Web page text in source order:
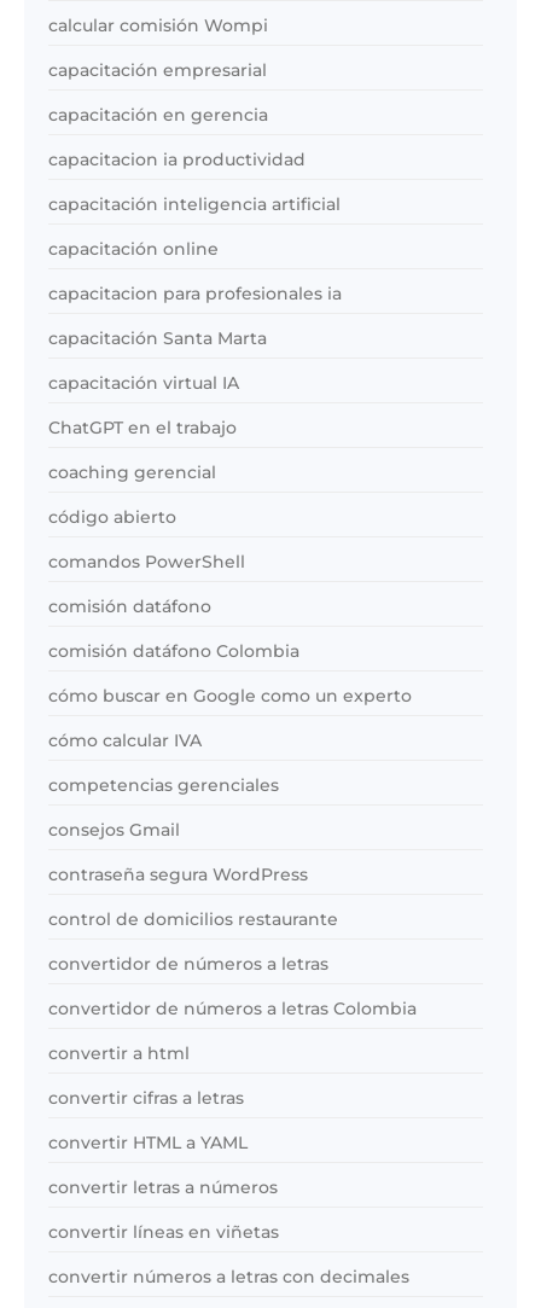
calcular comisión Wompi
capacitación empresarial
capacitación en gerencia
capacitacion ia productividad
capacitación inteligencia artificial
capacitación online
capacitacion para profesionales ia
capacitación Santa Marta
capacitación virtual IA
ChatGPT en el trabajo
coaching gerencial
código abierto
comandos PowerShell
comisión datáfono
comisión datáfono Colombia
cómo buscar en Google como un experto
cómo calcular IVA
competencias gerenciales
consejos Gmail
contraseña segura WordPress
control de domicilios restaurante
convertidor de números a letras
convertidor de números a letras Colombia
convertir a html
convertir cifras a letras
convertir HTML a YAML
convertir letras a números
convertir líneas en viñetas
convertir números a letras con decimales